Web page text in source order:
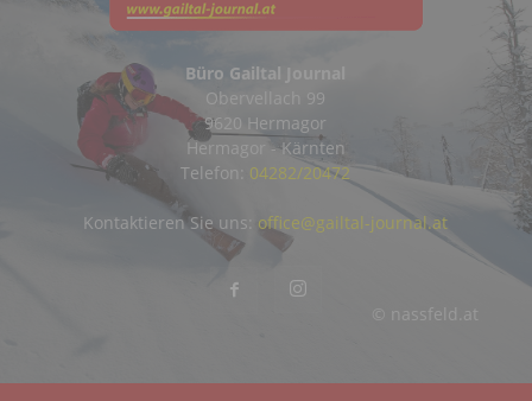
Büro Gailtal Journal
Obervellach 99
9620 Hermagor
Hermagor - Kärnten
Telefon: 04282/20472
© nassfeld.at
Kontaktieren Sie uns: office@gailtal-journal.at